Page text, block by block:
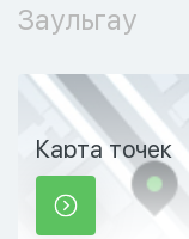
Заульгау
Карта точек